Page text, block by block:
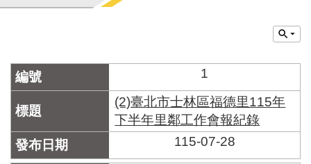
市
門
牌
合
索
系
1
(2)臺北市士林區福德里115年
下半年里鄰工作會報紀錄
115-07-28